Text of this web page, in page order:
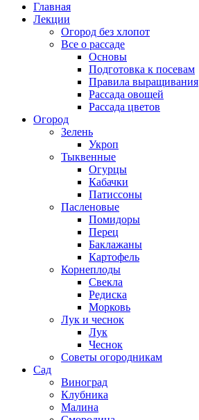
Главная
Лекции
Огород без хлопот
Все о рассаде
Основы
Подготовка к посевам
Правила выращивания
Рассада овощей
Рассада цветов
Огород
Зелень
Укроп
Тыквенные
Огурцы
Кабачки
Патиссоны
Пасленовые
Помидоры
Перец
Баклажаны
Картофель
Корнеплоды
Свекла
Редиска
Морковь
Лук и чеснок
Лук
Чеснок
Советы огородникам
Сад
Виноград
Клубника
Малина